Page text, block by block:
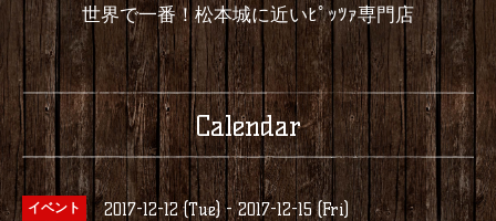
世界で一番！松本城に近いﾋﾟｯﾂｧ専門店
Calendar
イベント 2017-12-12 (Tue) - 2017-12-15 (Fri)